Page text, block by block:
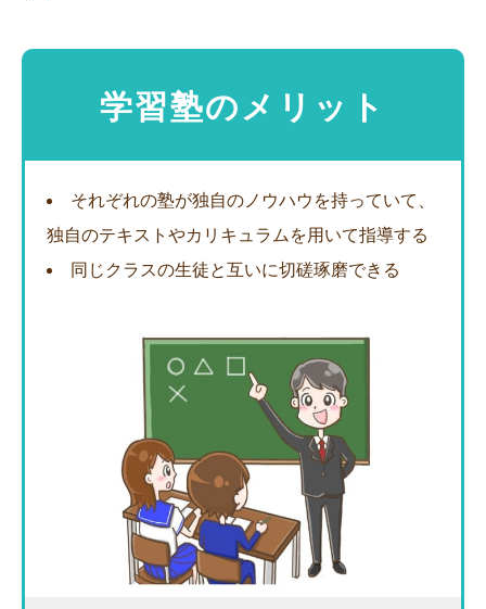
学習塾のメリット
それぞれの塾が独自のノウハウを持っていて、
独自のテキストやカリキュラムを用いて指導する
同じクラスの生徒と互いに切磋琢磨できる